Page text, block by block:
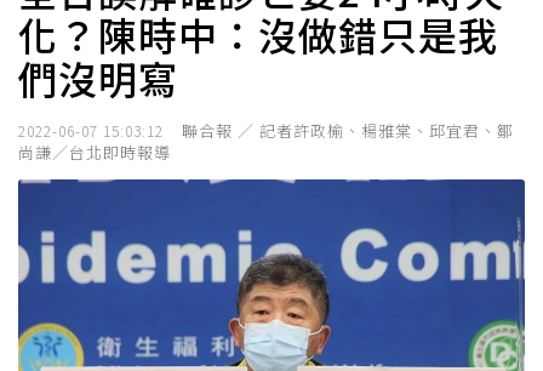
化？陳時中：沒做錯只是我
們沒明寫
2022-06-07 15:03:12
聯合報 ／ 記者許政榆、楊雅棠、邱宜君、鄒
尚謙／台北即時報導